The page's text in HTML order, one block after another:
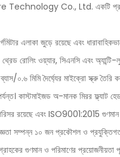
Co., Ltd. একটি প্রতিষ্ঠান
এলাকা জুড়ে রয়েছে এবং
রোলিং ওয়্যার, সিএনসি এবং অ্যান্টি-
০.৬ মিমি দৈর্ঘ্যের মাইক্রো স্ক্রু তৈরি
কাস্টমাইজড অ-মানক মিরর ফ্ল্যাট
পরিসর রয়েছে এবং ISO9001:2015
সম্পন্ন ১০ জন প্রকৌশল ও প্রযুক্তিগত
গুণমান ও পরিমাণের প্রয়োজনীয়তা